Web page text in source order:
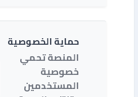
حماية الخصوصية
المنصة تحمي
خصوصية
المستخدمين